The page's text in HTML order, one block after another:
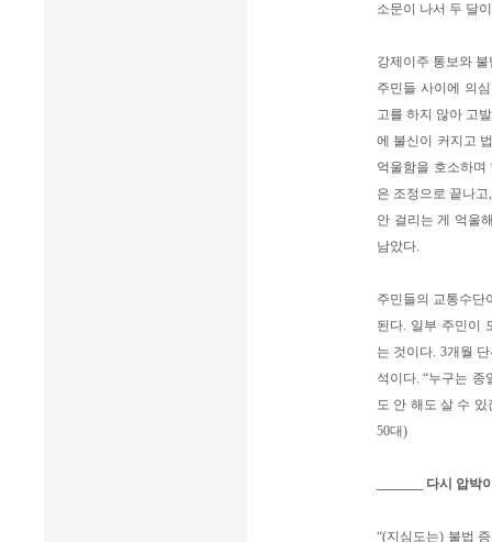
소문이 나서 두 달
강제이주 통보와
주민들 사이에 의
고를 하지 않아 고
에 불신이 커지고
억울함을 호소하며
은 조정으로 끝나
안 걸리는 게 억울
남았다.
주민들의 교통수단
된다. 일부 주민이
는 것이다. 3개월
석이다. “누구는
도 안 해도 살 수 있
50대)
_______ 다시 압박
“(지심도는) 불법